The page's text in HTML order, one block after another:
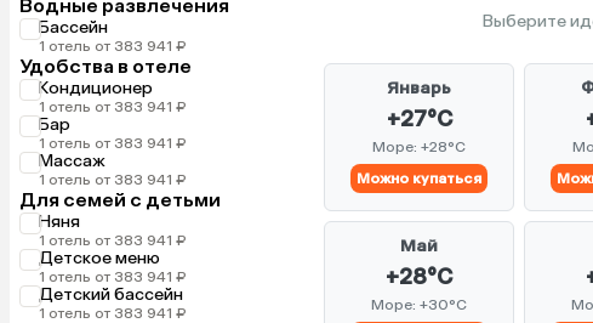
Водные развлечения
Бассейн
1 отель от 383 941 ₽
Удобства в отеле
Кондиционер
1 отель от 383 941 ₽
Бар
1 отель от 383 941 ₽
Массаж
1 отель от 383 941 ₽
Для семей с детьми
Няня
1 отель от 383 941 ₽
Детское меню
1 отель от 383 941 ₽
Детский бассейн
1 отель от 383 941 ₽
Выберите
Январь
+27°C
Море: +28°C
Можно купаться
Май
+28°C
Море: +30°C